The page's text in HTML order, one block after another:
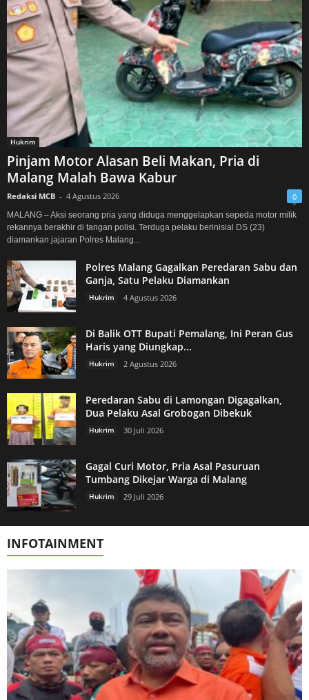
Hukrim
Pinjam Motor Alasan Beli Makan, Pria di
Malang Malah Bawa Kabur
Redaksi MCB - 4 Agustus 2026 0
MALANG – Aksi seorang pria yang diduga menggelapkan sepeda motor milik
rekannya berakhir di tangan polisi. Terduga pelaku berinisial DS (23)
diamankan jajaran Polres Malang...
Polres Malang Gagalkan Peredaran Sabu dan
Ganja, Satu Pelaku Diamankan
Hukrim 4 Agustus 2026
Di Balik OTT Bupati Pemalang, Ini Peran Gus
Haris yang Diungkap...
Hukrim 2 Agustus 2026
Peredaran Sabu di Lamongan Digagalkan,
Dua Pelaku Asal Grobogan Dibekuk
Hukrim 30 Juli 2026
Gagal Curi Motor, Pria Asal Pasuruan
Tumbang Dikejar Warga di Malang
Hukrim 29 Juli 2026
INFOTAINMENT